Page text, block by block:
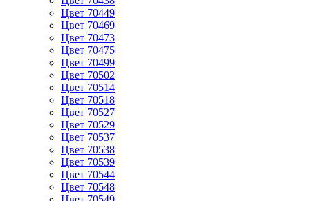
Цвет 70449
Цвет 70469
Цвет 70473
Цвет 70475
Цвет 70499
Цвет 70502
Цвет 70514
Цвет 70518
Цвет 70527
Цвет 70529
Цвет 70537
Цвет 70538
Цвет 70539
Цвет 70544
Цвет 70548